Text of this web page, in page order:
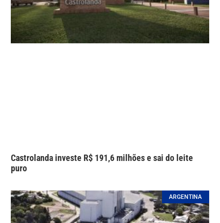
Castrolanda investe R$ 191,6 milhões e sai do leite
puro
ARGENTINA